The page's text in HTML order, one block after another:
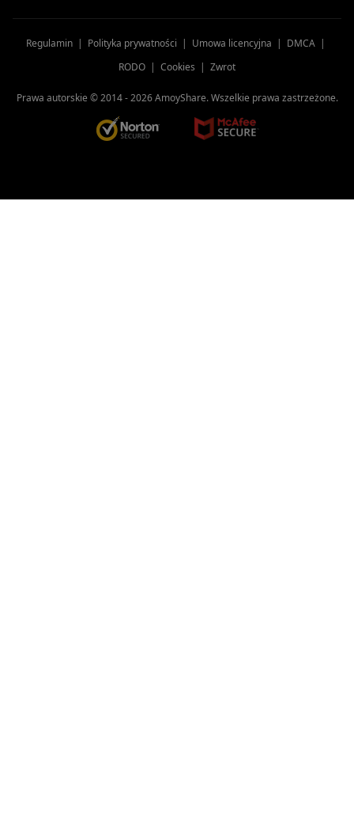
Regulamin | Polityka prywatności | Umowa licencyjna | DMCA |
RODO | Cookies | Zwrot
Prawa autorskie © 2014 -2026AmoyShare. Wszelkie prawa zastrzeżone.